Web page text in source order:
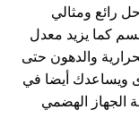
حل رائع ومثالي
كما يزيد معدل
والدهون حتى
ويساعدك أيضا في
الجهاز الهضمي